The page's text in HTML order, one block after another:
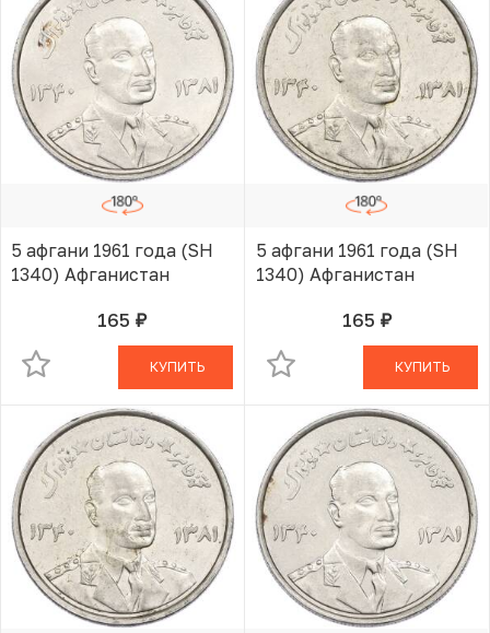
5 афгани 1961 года (SH
1340) Афганистан
165 руб.В КОРЗИНЕ
КУПИТЬ
5 афгани 1961 года (SH
1340) Афганистан
165 руб.В КОРЗИНЕ
КУПИТЬ